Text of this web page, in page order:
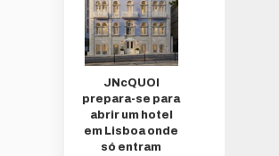
JNcQUOI
prepara-se para
abrir um hotel
em Lisboa onde
só entram